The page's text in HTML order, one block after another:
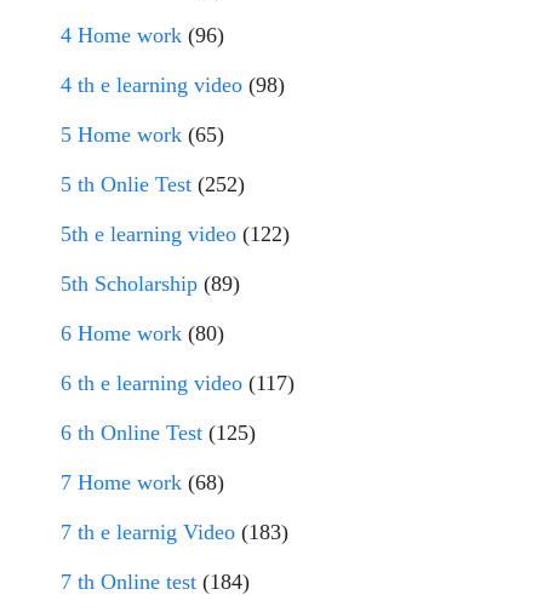
4 Home work (96)
4 th e learning video (98)
5 Home work (65)
5 th Onlie Test (252)
5th e learning video (122)
5th Scholarship (89)
6 Home work (80)
6 th e learning video (117)
6 th Online Test (125)
7 Home work (68)
7 th e learnig Video (183)
7 th Online test (184)